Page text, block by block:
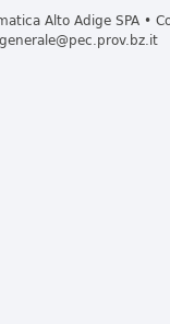
Alto Adige SPA •